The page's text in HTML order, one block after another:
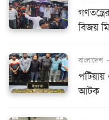
বিজয়
বাংলাদেশ -
আটক